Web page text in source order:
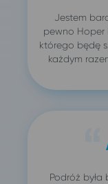
Jestem
pewno Hoper
którego będę
każdym
Podróż